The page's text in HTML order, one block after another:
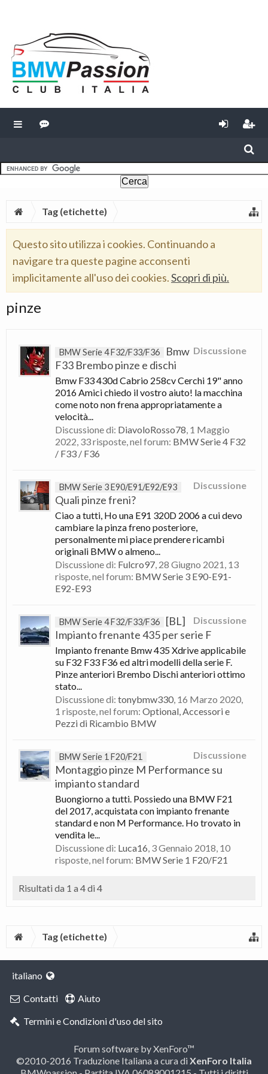
Tag (etichette)
Questo sito utilizza i cookies. Continuando a
navigare tra queste pagine acconsenti
implicitamente all'uso dei cookies.Scopri di più.
pinze
Discussione
BMW Serie 4 F32/F33/F36
Bmw
F33 Brembo pinze e dischi
Bmw F33 430d Cabrio 258cv Cerchi 19" anno
2016 Amici chiedo il vostro aiuto! la macchina
come noto non frena appropriatamente a
velocità...
Discussione di: DiavoloRosso78, 1 Maggio
2022, 33 risposte, nel forum: BMW Serie 4 F32
/ F33 / F36
Discussione
BMW Serie 3 E90/E91/E92/E93
Quali pinze freni?
Ciao a tutti, Ho una E91 320D 2006 a cui devo
cambiare la pinza freno posteriore,
personalmente mi piace prendere ricambi
originali BMW o almeno...
Discussione di: Fulcro97, 28 Giugno 2021, 13
risposte, nel forum: BMW Serie 3 E90-E91-
E92-E93
Discussione
BMW Serie 4 F32/F33/F36
[BL]
Impianto frenante 435 per serie F
Impianto frenante Bmw 435 Xdrive applicabile
su F32 F33 F36 ed altri modelli della serie F.
Pinze anteriori Brembo Dischi anteriori ottimo
stato...
Discussione di: tonybmw330, 16 Marzo 2020,
1 risposte, nel forum: Optional, Accessori e
Pezzi di Ricambio BMW
Discussione
BMW Serie 1 F20/F21
Montaggio pinze M Performance su
impianto standard
Buongiorno a tutti. Possiedo una BMW F21
del 2017, acquistata con impianto frenante
standard e non M Performance. Ho trovato in
vendita le...
Discussione di: Luca16, 3 Gennaio 2018, 10
risposte, nel forum: BMW Serie 1 F20/F21
Risultati da 1 a 4 di 4
Tag (etichette)
italiano
Contatti
Aiuto
Termini e Condizioni d'uso del sito
Forum software by XenForo™
©2010-2016 Traduzione Italiana a cura diXenForo Italia